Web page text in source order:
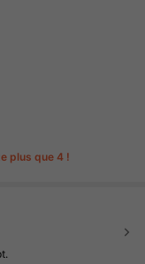
plus que 4 !